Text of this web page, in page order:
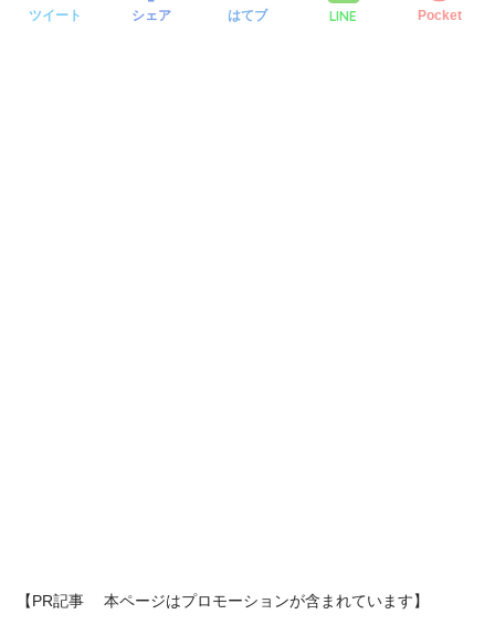
ツイート シェア はてブ LINE Pocket
【PR記事 本ページはプロモーションが含まれています】